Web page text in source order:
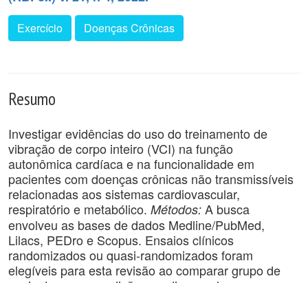
Exercício Doenças Crônicas
Resumo
Investigar evidências do uso do treinamento de
vibração de corpo inteiro (VCI) na função
autonômica cardíaca e na funcionalidade em
pacientes com doenças crônicas não transmissíveis
relacionadas aos sistemas cardiovascular,
respiratório e metabólico. Métodos: A busca
envolveu as bases de dados Medline/PubMed,
Lilacs, PEDro e Scopus. Ensaios clínicos
randomizados ou quasi-randomizados foram
elegíveis para esta revisão ao comparar grupo de